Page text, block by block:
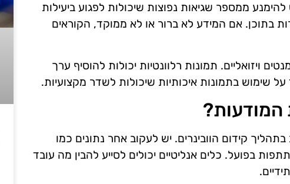
ממספר שגיאות נפוצות שיכולות לפגוע ביעילות
בתוכן. אם המידע לא ברור או לא ממוקד, הקוראים
ויזואליים. תמונות רלוונטיות יכולות להוסיף ערך
שימוש בתמונות איכותיות שיכולות לשדר מקצועיות.
קידום הוובינרים. יש לעקוב אחר נתונים כמו
בפועל. כלים אנליטיים יכולים לסייע להבין מה עובד